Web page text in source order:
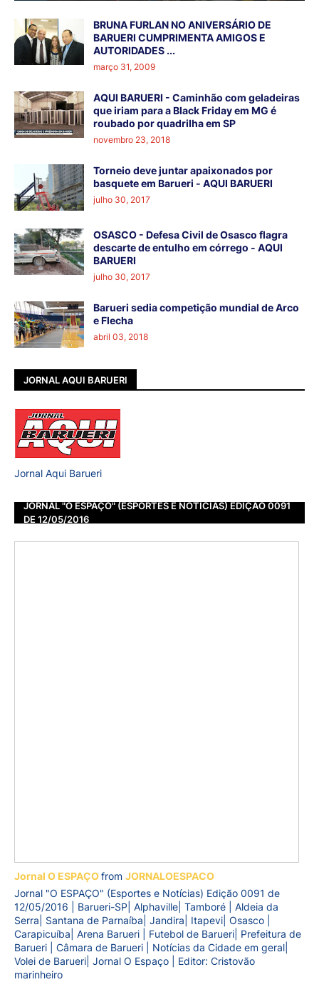
BRUNA FURLAN NO ANIVERSÁRIO DE
BARUERI CUMPRIMENTA AMIGOS E
AUTORIDADES ...
março 31, 2009
AQUI BARUERI - Caminhão com geladeiras
que iriam para a Black Friday em MG é
roubado por quadrilha em SP
novembro 23, 2018
Torneio deve juntar apaixonados por
basquete em Barueri - AQUI BARUERI
julho 30, 2017
OSASCO - Defesa Civil de Osasco flagra
descarte de entulho em córrego - AQUI
BARUERI
julho 30, 2017
Barueri sedia competição mundial de Arco
e Flecha
abril 03, 2018
JORNAL AQUI BARUERI
Jornal Aqui Barueri
JORNAL "O ESPAÇO" (ESPORTES E NOTÍCIAS) EDIÇÃO 0091
DE 12/05/2016
Jornal O ESPAÇOfrom JORNALOESPACO
Jornal "O ESPAÇO" (Esportes e Notícias) Edição 0091 de
12/05/2016 | Barueri-SP| Alphaville| Tamboré | Aldeia da
Serra| Santana de Parnaíba| Jandira| Itapevi| Osasco |
Carapicuíba| Arena Barueri | Futebol de Barueri| Prefeitura de
Barueri | Câmara de Barueri | Notícias da Cidade em geral|
Volei de Barueri| Jornal O Espaço | Editor: Cristovão
marinheiro